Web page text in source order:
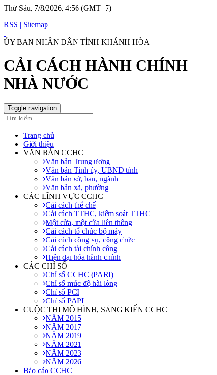
Thứ Sáu, 7/8/2026, 4:56 (GMT+7)
RSS | Sitemap
ỦY BAN NHÂN DÂN TỈNH KHÁNH HÒA
CẢI CÁCH HÀNH CHÍNH
NHÀ NƯỚC
Toggle navigation
Trang chủ
Giới thiệu
VĂN BẢN CCHC
Văn bản Trung ương
Văn bản Tỉnh ủy, UBND tỉnh
Văn bản sở, ban, ngành
Văn bản xã, phường
CÁC LĨNH VỰC CCHC
Cải cách thể chế
Cải cách TTHC, kiểm soát TTHC
Một cửa, một cửa liên thông
Cải cách tổ chức bộ máy
Cải cách công vụ, công chức
Cải cách tài chính công
Hiện đại hóa hành chính
CÁC CHỈ SỐ
Chỉ số CCHC (PARI)
Chỉ số mức độ hài lòng
Chỉ số PCI
Chỉ số PAPI
CUỘC THI MÔ HÌNH, SÁNG KIẾN CCHC
NĂM 2015
NĂM 2017
NĂM 2019
NĂM 2021
NĂM 2023
NĂM 2026
Báo cáo CCHC